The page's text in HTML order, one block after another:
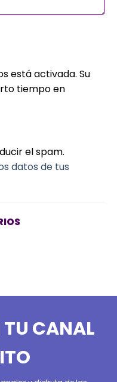
está activada. Su
tiempo en
el spam.
datos de tus
TU CANAL